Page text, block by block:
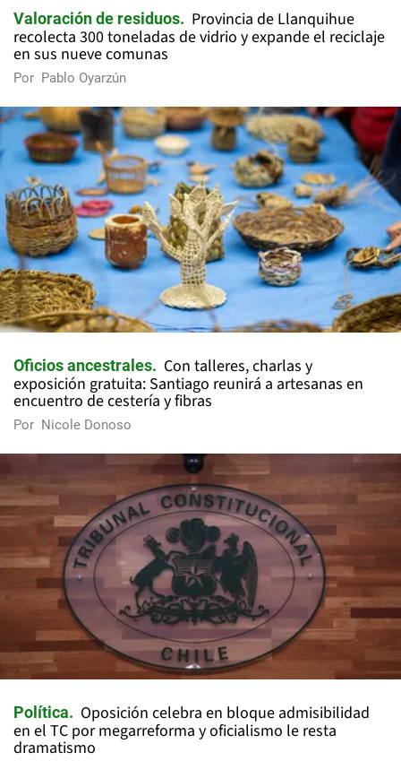
Valoración de residuos
Provincia de Llanquihue
recolecta 300 toneladas de vidrio y expande el reciclaje
en sus nueve comunas
Por Pablo Oyarzún
Oficios ancestrales
Con talleres, charlas y
exposición gratuita: Santiago reunirá a artesanas en
encuentro de cestería y fibras
Por Nicole Donoso
Política
Oposición celebra en bloque admisibilidad
en el TC por megarreforma y oficialismo le resta
dramatismo